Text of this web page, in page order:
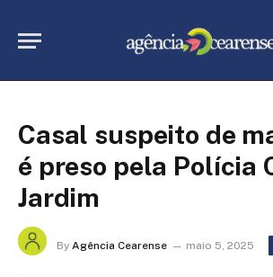
Casal suspeito de
é preso pela Polícia
Jardim
By Agência Cearense maio 5, 2025